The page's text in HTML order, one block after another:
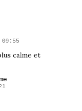
09:55
calme et